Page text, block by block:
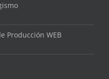
Producción WEB